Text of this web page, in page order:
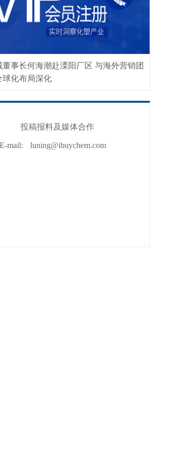
董事长何海潮赴溧阳厂区 与海外营销团
球化布局深化
投稿报料及媒体合作
E-mail: luning@ibuychem.com